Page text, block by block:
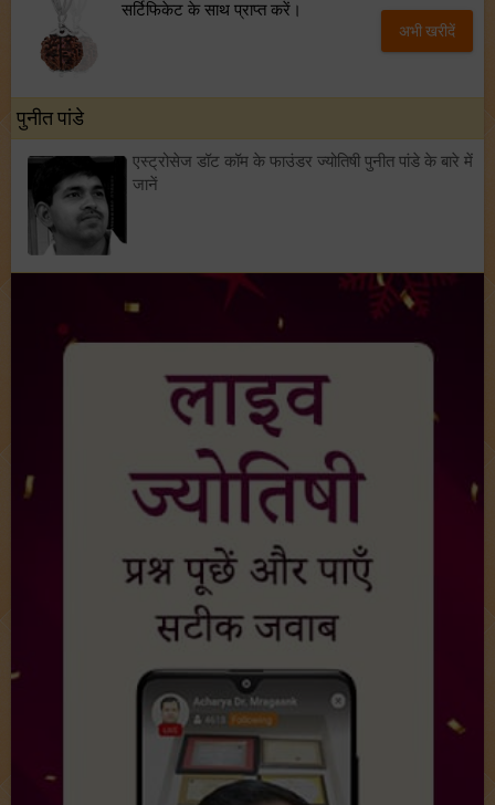
सर्टिफिकेट के साथ प्राप्त करें।
अभी खरीदें
पुनीत पांडे
एस्ट्रोसेज डॉट कॉम के फाउंडर ज्योतिषी पुनीत पांडे के बारे में
जानें